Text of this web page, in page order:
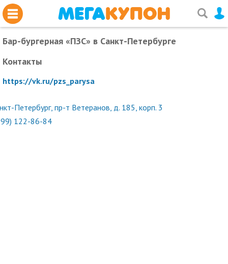
Бар-бургерная «ПЗС» в Санкт-Петербурге
Контакты
https://vk.ru/pzs_parysa
Петербург, пр-т Ветеранов, д. 185, корп. 3
122-86-84